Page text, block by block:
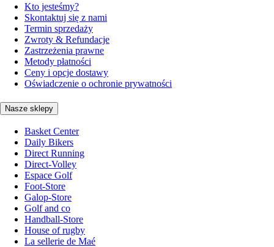
Kto jesteśmy?
Skontaktuj się z nami
Termin sprzedaży
Zwroty & Refundacje
Zastrzeżenia prawne
Metody płatności
Ceny i opcje dostawy
Oświadczenie o ochronie prywatności
Nasze sklepy
Basket Center
Daily Bikers
Direct Running
Direct-Volley
Espace Golf
Foot-Store
Galop-Store
Golf and co
Handball-Store
House of rugby
La sellerie de Maé